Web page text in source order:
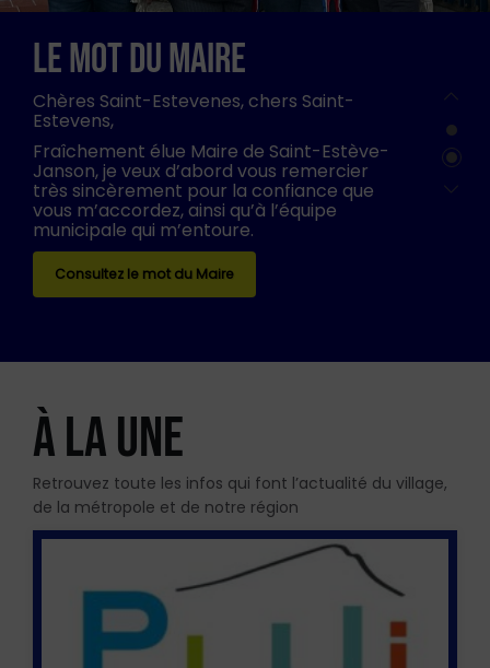
LE MOT DU MAIRE
Chères Saint-Estevenes, chers Saint-
Estevens,
Fraîchement élue Maire de Saint-Estève-
Janson, je veux d’abord vous remercier
très sincèrement pour la confiance que
vous m’accordez, ainsi qu’à l’équipe
municipale qui m’entoure.
Consultez le mot du Maire
À LA UNE
Retrouvez toute les infos qui font l’actualité du village,
de la métropole et de notre région